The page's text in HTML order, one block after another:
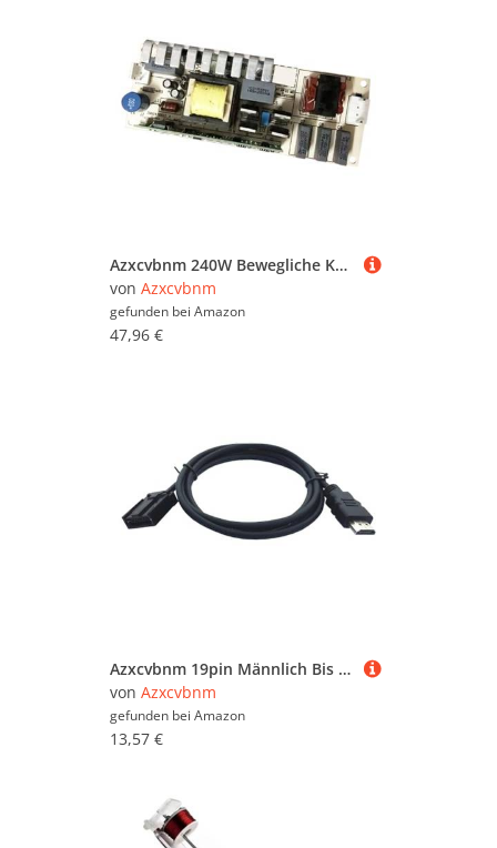
Azxcvbnm 240W Bewegliche Kopfbalken Lampenlampen Ballast Stromversorgungsprojektor Stromversorgungsbretter 240W Für HT1075 VH570 W1080ST W1070
von Azxcvbnm
gefunden bei Amazon
47,96 €
Azxcvbnm 19pin Männlich Bis 19pin Männliches Video Sound Kabel Kfz Anschlussanschluss Für Automobile Für Sichere Automobile
von Azxcvbnm
gefunden bei Amazon
13,57 €